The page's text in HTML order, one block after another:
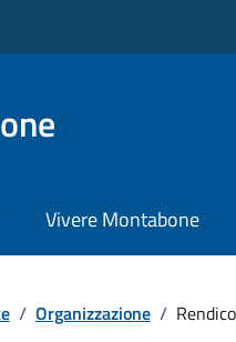
Vivere Montabone
/ Organizzazione /